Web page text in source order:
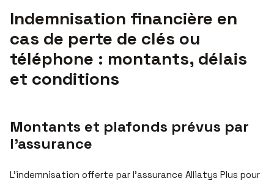
Indemnisation financière en
cas de perte de clés ou
téléphone : montants, délais
et conditions
Montants et plafonds prévus par
l’assurance
L’indemnisation offerte par l’assurance Alliatys Plus pour